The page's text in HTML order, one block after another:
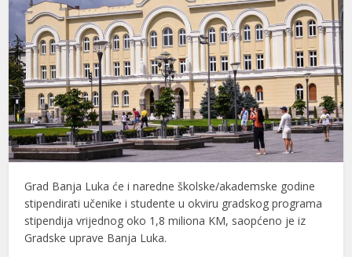
Grad Banja Luka će i naredne školske/akademske godine
stipendirati učenike i studente u okviru gradskog programa
stipendija vrijednog oko 1,8 miliona KM, saopćeno je iz
Gradske uprave Banja Luka.